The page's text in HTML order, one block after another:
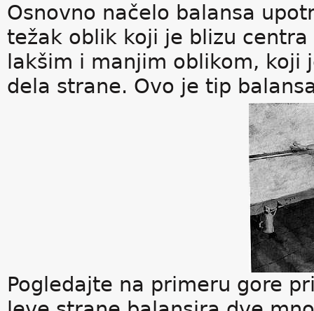
Osnovno načelo balansa
težak oblik koji je blizu
lakšim i manjim oblikom, koji
dela strane. Ovo je tip
Pogledajte na primeru gore